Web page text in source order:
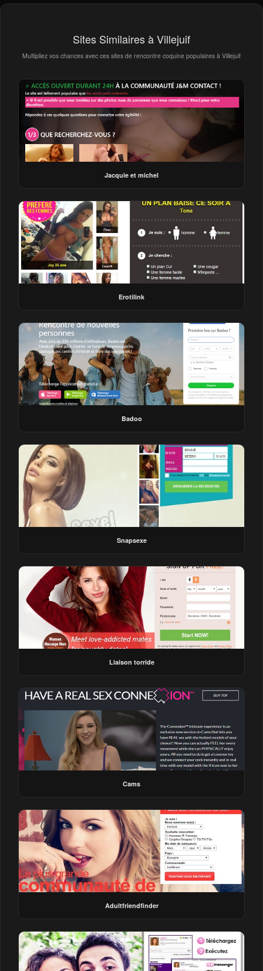
Sites Similaires à Villejuif
Multipliez vos chances avec ces sites de rencontre coquine populaires à Villejuif
Jacquie et michel
Erotilink
Badoo
Snapsexe
Liaison torride
Cams
Adultfriendfinder